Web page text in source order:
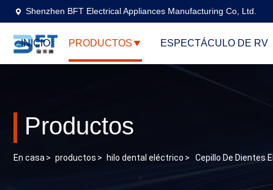
Shenzhen BFT Electrical Appliances Manufacturing Co, Ltd.
INICIO PRODUCTOS ESPECTÁCULO DE RV
Productos
En casa> productos > hilo dental eléctrico > Cepillo De Dientes